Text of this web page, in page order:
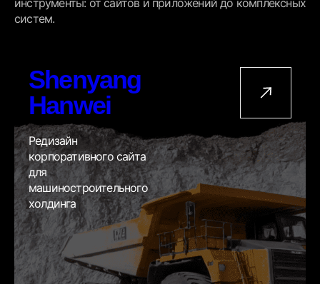
систем.
Shenyang
Hanwei
Редизайн
корпоративного сайта
для
машиностроительного
холдинга